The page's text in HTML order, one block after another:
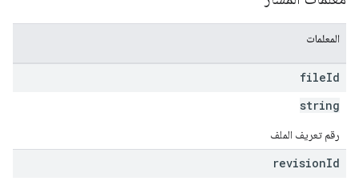
المعلمات
fileId
string
رقم تعريف الملف
revisionId